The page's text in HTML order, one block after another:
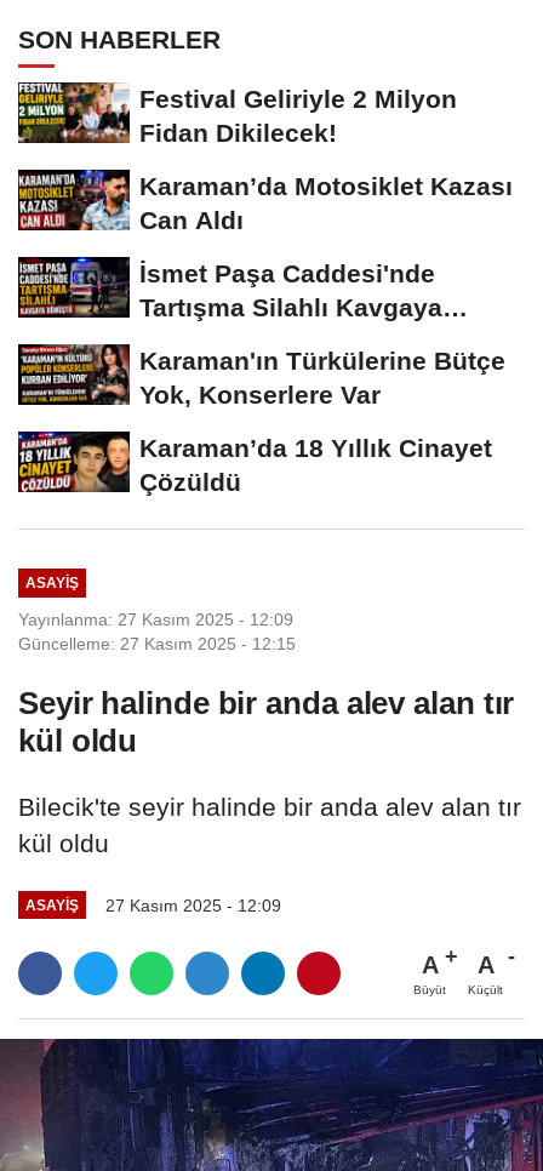
SON HABERLER
Festival Geliriyle 2 Milyon
Fidan Dikilecek!
Karaman’da Motosiklet Kazası
Can Aldı
İsmet Paşa Caddesi'nde
Tartışma Silahlı Kavgaya
Karaman'ın Türkülerine Bütçe
Yok, Konserlere Var
Karaman’da 18 Yıllık Cinayet
Çözüldü
ASAYIŞ
Yayınlanma: 27 Kasım 2025 - 12:09
Güncelleme: 27 Kasım 2025 - 12:15
Seyir halinde bir anda alev alan tır
kül oldu
Bilecik'te seyir halinde bir anda alev alan tır
kül oldu
ASAYIŞ 27 Kasım 2025 - 12:09
A
Büyüt
A
Küçült